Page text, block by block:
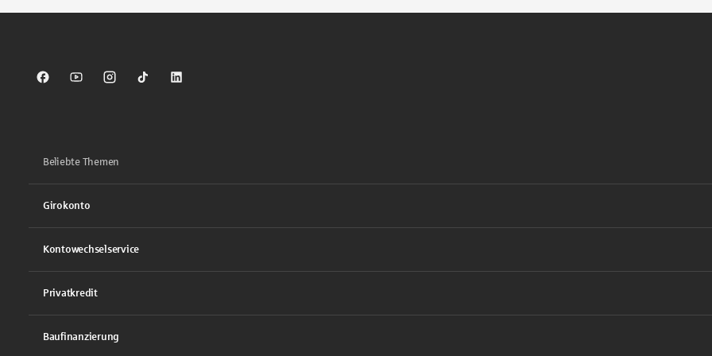
Sparkasse auf Facebook
Sparkasse auf Youtube
Sparkasse auf Instagram
Sparkasse auf TikTok
Sparkasse auf LinkedIn
Beliebte Themen
Girokonto
Kontowechselservice
Privatkredit
Baufinanzierung